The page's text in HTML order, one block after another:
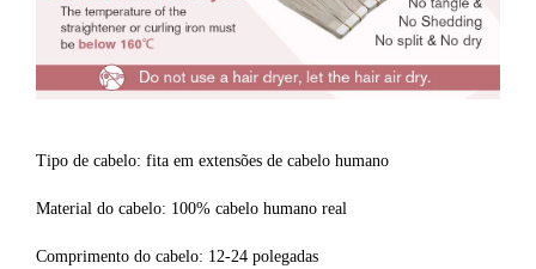
Tipo de cabelo: fita em extensões de cabelo humano
Material do cabelo: 100% cabelo humano real
Comprimento do cabelo: 12-24 polegadas